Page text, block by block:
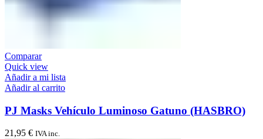
Comparar
Quick view
Añadir a mi lista
Añadir al carrito
PJ Masks Vehículo Luminoso Gatuno (HASBRO)
21,95 € IVA inc.